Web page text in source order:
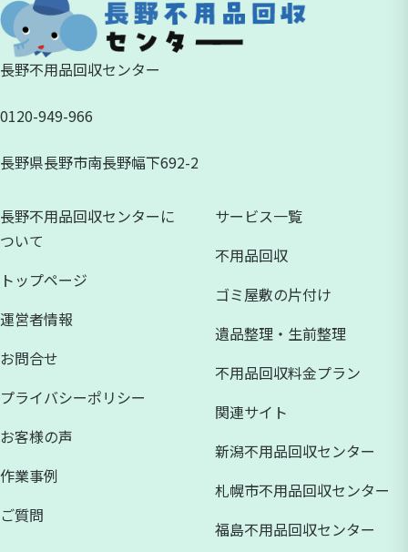
長野不用品回収センター
0120-949-966
長野県長野市南長野幅下692-2
長野不用品回収センターに
ついて
トップページ
運営者情報
お問合せ
プライバシーポリシー
お客様の声
作業事例
ご質問
サービス一覧
不用品回収
ゴミ屋敷の片付け
遺品整理・生前整理
不用品回収料金プラン
関連サイト
新潟不用品回収センター
札幌市不用品回収センター
福島不用品回収センター